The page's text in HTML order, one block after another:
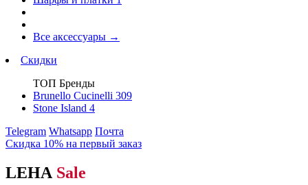
Все аксессуары →
Скидки
ТОП Бренды
Brunello Cucinelli 309
Stone Island 4
Telegram Whatsapp Почта
Скидка 10% на первый заказ
LEHA Sale